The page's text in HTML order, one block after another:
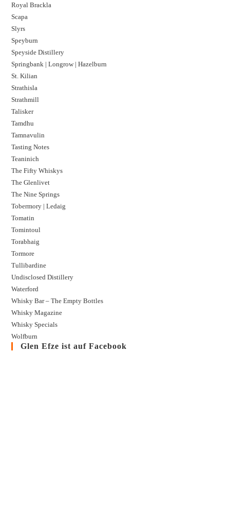
Royal Brackla
Scapa
Slyrs
Speyburn
Speyside Distillery
Springbank | Longrow | Hazelburn
St. Kilian
Strathisla
Strathmill
Talisker
Tamdhu
Tamnavulin
Tasting Notes
Teaninich
The Fifty Whiskys
The Glenlivet
The Nine Springs
Tobermory | Ledaig
Tomatin
Tomintoul
Torabhaig
Tormore
Tullibardine
Undisclosed Distillery
Waterford
Whisky Bar – The Empty Bottles
Whisky Magazine
Whisky Specials
Wolfburn
Glen Efze ist auf Facebook